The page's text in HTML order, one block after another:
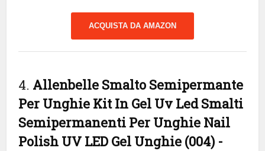
ACQUISTA DA AMAZON
4. Allenbelle Smalto Semipermante
Per Unghie Kit In Gel Uv Led Smalti
Semipermanenti Per Unghie Nail
Polish UV LED Gel Unghie (004) -